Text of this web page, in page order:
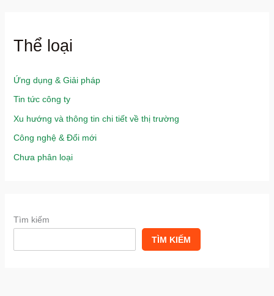
Thể loại
Ứng dụng & Giải pháp
Tin tức công ty
Xu hướng và thông tin chi tiết về thị trường
Công nghệ & Đổi mới
Chưa phân loại
Tìm kiếm
TÌM KIẾM